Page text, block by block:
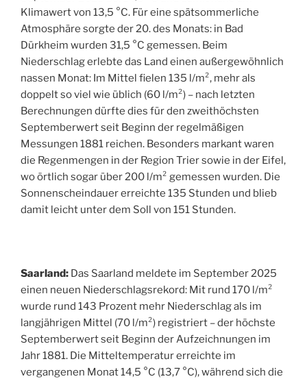
Klimawert von 13,5 °C. Für eine spätsommerliche
Atmosphäre sorgte der 20. des Monats: in Bad
Dürkheim wurden 31,5 °C gemessen. Beim
Niederschlag erlebte das Land einen außergewöhnlich
nassen Monat: Im Mittel fielen 135 l/m², mehr als
doppelt so viel wie üblich (60 l/m²) – nach letzten
Berechnungen dürfte dies für den zweithöchsten
Septemberwert seit Beginn der regelmäßigen
Messungen 1881 reichen. Besonders markant waren
die Regenmengen in der Region Trier sowie in der Eifel,
wo örtlich sogar über 200 l/m² gemessen wurden. Die
Sonnenscheindauer erreichte 135 Stunden und blieb
damit leicht unter dem Soll von 151 Stunden.
Saarland: Das Saarland meldete im September 2025
einen neuen Niederschlagsrekord: Mit rund 170 l/m²
wurde rund 143 Prozent mehr Niederschlag als im
langjährigen Mittel (70 l/m²) registriert – der höchste
Septemberwert seit Beginn der Aufzeichnungen im
Jahr 1881. Die Mitteltemperatur erreichte im
vergangenen Monat 14,5 °C (13,7 °C), während sich die